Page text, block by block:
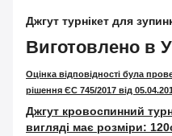
Джгут турнікет для
Виготовлено в
Оцінка відповідності була
рішення ЄС 745/2017 від
Джгут кровоспинний
вигляді має розміри: